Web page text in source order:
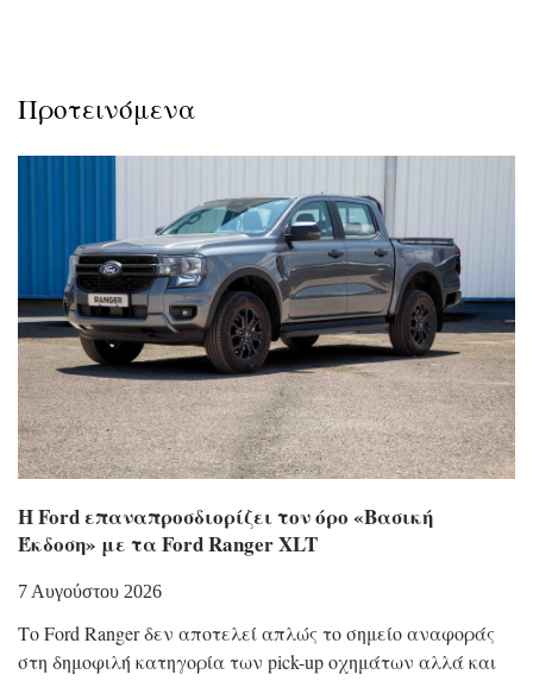
Προτεινόμενα
Η Ford επαναπροσδιορίζει τον όρο «Βασική
Έκδοση» με τα Ford Ranger XLT
7 Αυγούστου 2026
Το Ford Ranger δεν αποτελεί απλώς το σημείο αναφοράς
στη δημοφιλή κατηγορία των pick-up οχημάτων αλλά και